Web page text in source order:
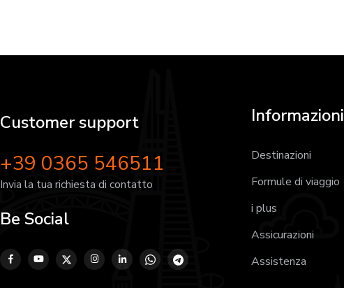
Customer support
+39 0365 546511
Invia la tua richiesta di contatto
Be Social
Informazioni
Destinazioni
Formule di viaggio
i plus
Assicurazioni
Assistenza